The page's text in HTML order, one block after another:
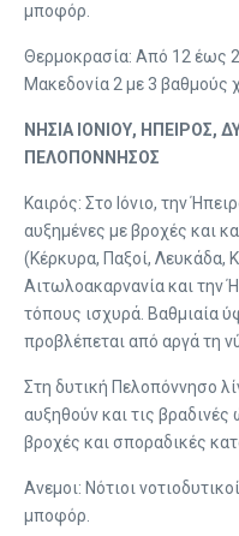
μποφόρ.
Θερμοκρασία: Από 12 έως
Μακεδονία 2 με 3 βαθμούς
ΝΗΣΙΑ ΙΟΝΙΟΥ, ΗΠΕΙΡΟΣ,
ΠΕΛΟΠΟΝΝΗΣΟΣ
Καιρός: Στο Ιόνιο, την
αυξημένες με βροχές και
(Κέρκυρα, Παξοί, Λευκάδα,
Αιτωλοακαρνανία και την
τόπους ισχυρά. Βαθμιαία
προβλέπεται από αργά τη
Στη δυτική Πελοπόννησο
αυξηθούν και τις
βροχές και σποραδικές
Ανεμοι: Νότιοι
μποφόρ.